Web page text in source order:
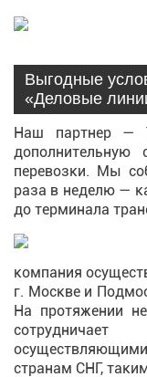
Выгодные
«Деловые
Наш партнер —
дополнительную
перевозки. Мы
раза в неделю —
до терминала
компания
г. Москве и
На протяжении
осуществляющими
странам СНГ,